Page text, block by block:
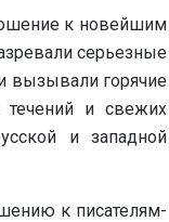
к новейшим
серьезные
вызывали горячие
течений и свежих
и западной
к писателям-